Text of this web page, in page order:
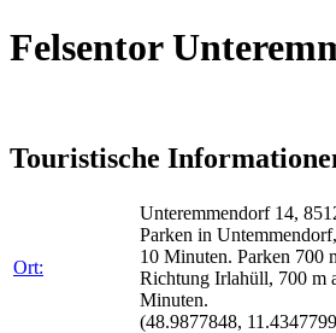
Felsentor
Touristische
Ort:
Unteremmendorf 14,
Parken in
10 Minuten. Parken 700
Richtung Irlahüll, 700 m
Minuten.
(48.9877848,